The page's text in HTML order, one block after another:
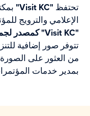
تحتفظ "Visit KC"
الإعلامي والترويج
"Visit KC" كمصدر لجميع الصور ما لم يُذكر خلاف ذلك
تتوفر صور إضافية
من العثور على
بمدير خدمات